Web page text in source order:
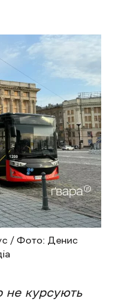
/ Фото: Денис
не курсують